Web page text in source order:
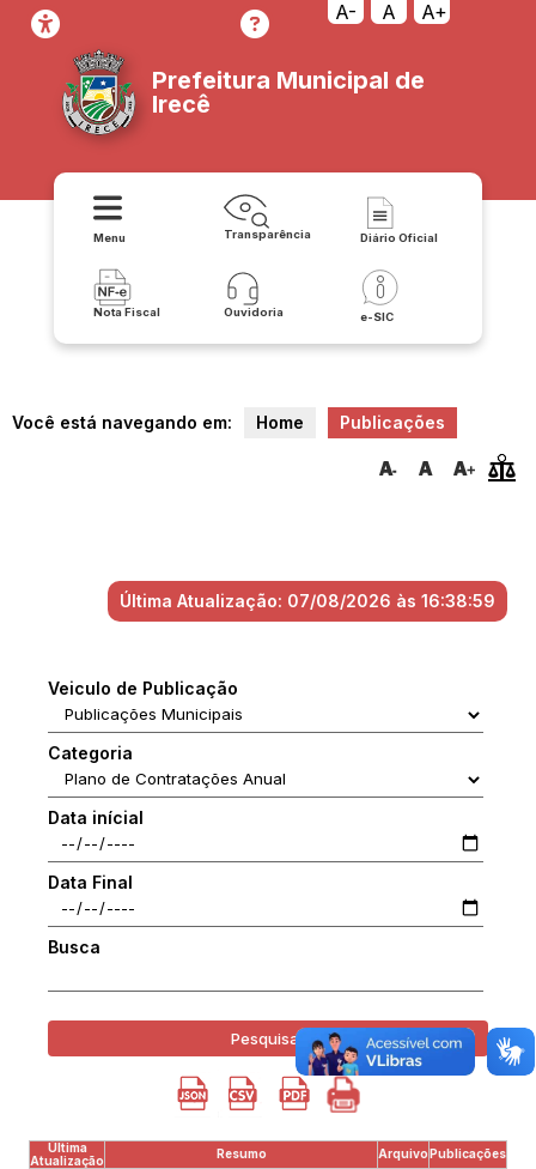
A- A A+
Prefeitura Municipal de
Irecê
Menu Transparência Diário Oficial
Nota Fiscal Ouvidoria e-SIC
Você está navegando em: Home Publicações
Última Atualização: 07/08/2026 às 16:38:59
Veiculo de Publicação
Categoria
Data inícial
Data Final
Busca
Pesquisar
Última
Atualização
Resumo ArquivoPublicações